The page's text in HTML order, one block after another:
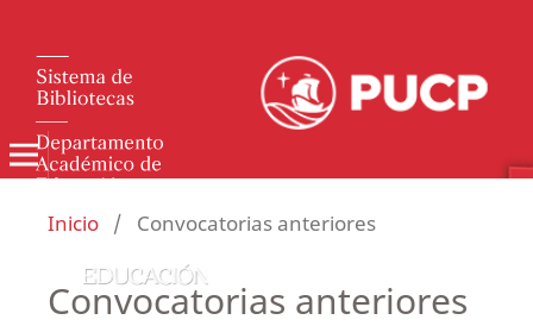
Inicio / Convocatorias anteriores
Convocatorias anteriores